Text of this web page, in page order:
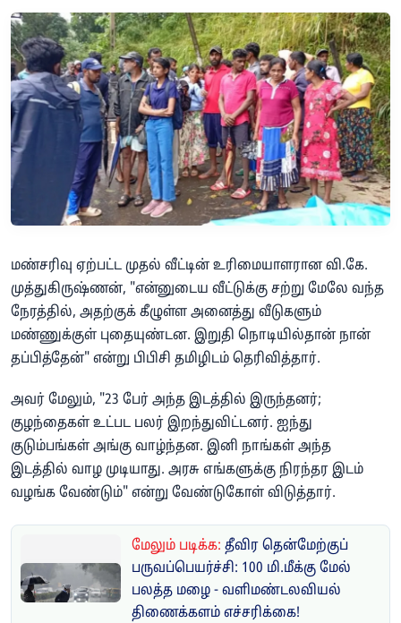
மண்சரிவு ஏற்பட்ட முதல் வீட்டின் உரிமையாளரான வி.கே.
முத்துகிருஷ்ணன், "என்னுடைய வீட்டுக்கு சற்று மேலே வந்த
நேரத்தில், அதற்குக் கீழுள்ள அனைத்து வீடுகளும்
மண்ணுக்குள் புதையுண்டன. இறுதி நொடியில்தான் நான்
தப்பித்தேன்" என்று பிபிசி தமிழிடம் தெரிவித்தார்.
அவர் மேலும், "23 பேர் அந்த இடத்தில் இருந்தனர்;
குழந்தைகள் உட்பட பலர் இறந்துவிட்டனர். ஐந்து
குடும்பங்கள் அங்கு வாழ்ந்தன. இனி நாங்கள் அந்த
இடத்தில் வாழ முடியாது. அரசு எங்களுக்கு நிரந்தர இடம்
வழங்க வேண்டும்" என்று வேண்டுகோள் விடுத்தார்.
மேலும் படிக்க: தீவிர தென்மேற்குப்
பருவப்பெயர்ச்சி: 100 மி.மீக்கு மேல்
பலத்த மழை - வளிமண்டலவியல்
திணைக்களம் எச்சரிக்கை!